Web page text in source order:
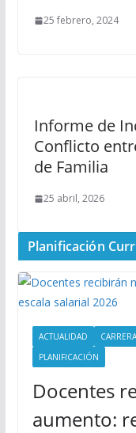
25 febrero, 2024
Informe de
Conflicto
de Familia
25 abril, 2026
Planificación
ACTUALIDAD
PLANIFICACIÓN
Docentes
aumento: